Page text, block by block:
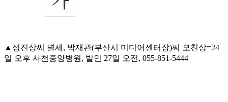
▲성진상씨 별세, 박재관(부산시 미디어센터장)씨 모친상=24
일 오후 사천중앙병원, 발인 27일 오전, 055-851-5444